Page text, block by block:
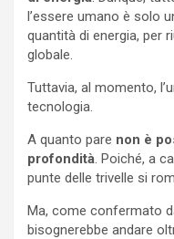
l’essere umano è solo
quantità di energia, per
globale.
Tuttavia, al momento,
tecnologia.
A quanto pare non è
profondità . Poiché, a
punte delle trivelle si
Ma, come confermato
bisognerebbe andare